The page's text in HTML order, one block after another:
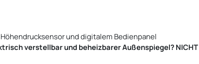
und digitalem Bedienpanel
verstellbar und beheizbarer Außenspiegel? NICHT